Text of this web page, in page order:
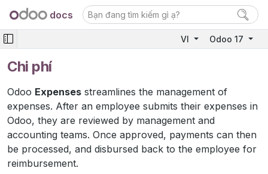
docs
VI Odoo 17
Chi phí
Odoo Expenses streamlines the management of
expenses. After an employee submits their expenses in
Odoo, they are reviewed by management and
accounting teams. Once approved, payments can then
be processed, and disbursed back to the employee for
reimbursement.